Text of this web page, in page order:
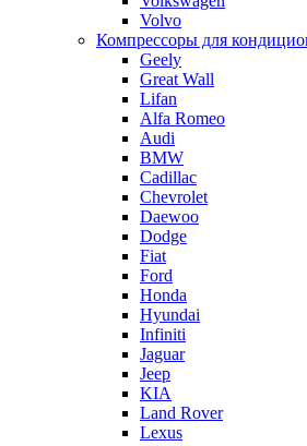
Volvo
Компрессоры для
Geely
Great Wall
Lifan
Alfa Romeo
Audi
BMW
Cadillac
Chevrolet
Daewoo
Dodge
Fiat
Ford
Honda
Hyundai
Infiniti
Jaguar
Jeep
KIA
Land Rover
Lexus